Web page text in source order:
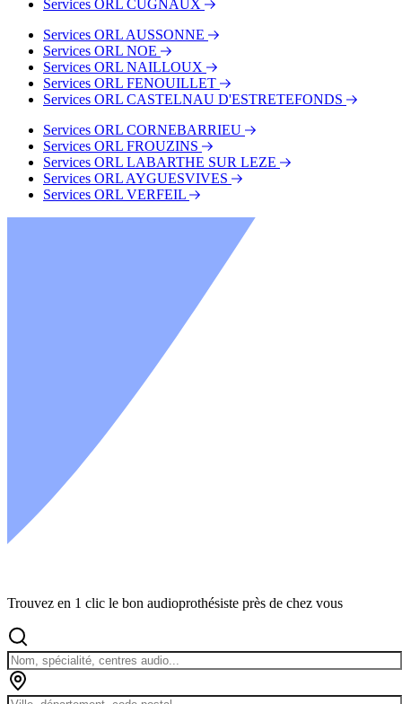
Services ORL CUGNAUX
Services ORL AUSSONNE
Services ORL NOE
Services ORL NAILLOUX
Services ORL FENOUILLET
Services ORL CASTELNAU D'ESTRETEFONDS
Services ORL CORNEBARRIEU
Services ORL FROUZINS
Services ORL LABARTHE SUR LEZE
Services ORL AYGUESVIVES
Services ORL VERFEIL
Trouvez en 1 clic le bon audioprothésiste près de chez vous